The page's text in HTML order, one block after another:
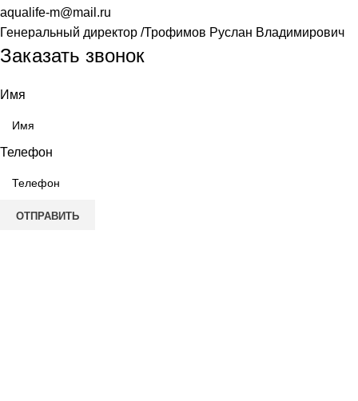
aqualife-m@mail.ru
Генеральный директор /Трофимов Руслан Владимирович
Заказать звонок
Имя
Телефон
ОТПРАВИТЬ